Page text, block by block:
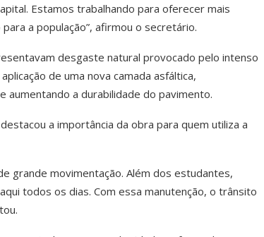
Estamos trabalhando para oferecer mais
a população”, afirmou o secretário.
desgaste natural provocado pelo intenso
de uma nova camada asfáltica,
aumentando a durabilidade do pavimento.
a importância da obra para quem utiliza a
grande movimentação. Além dos estudantes,
todos os dias. Com essa manutenção, o trânsito